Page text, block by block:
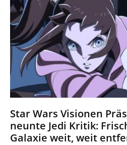
Star Wars Visionen
neunte Jedi Kritik:
Galaxie weit, weit